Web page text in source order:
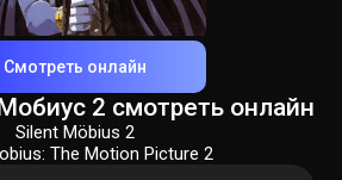
Смотреть онлайн
2 смотреть онлайн
Silent Möbius 2
The Motion Picture 2